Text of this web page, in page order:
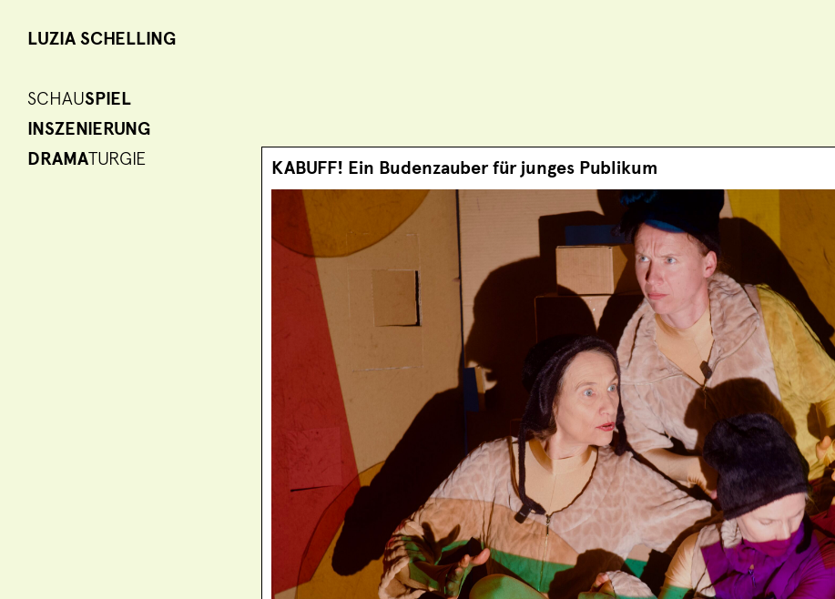
LUZIA SCHELLING
SCHAUSPIEL
INSZENIERUNG
DRAMATURGIE KABUFF! Ein Budenzauber für junges Publikum